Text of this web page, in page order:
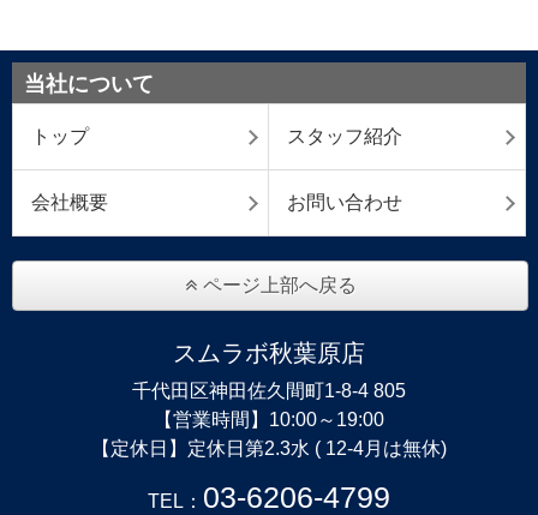
当社について
トップ スタッフ紹介
会社概要 お問い合わせ
ページ上部へ戻る
スムラボ秋葉原店
千代田区神田佐久間町1-8-4 805
【営業時間】10:00～19:00
【定休日】定休日第2.3水 ( 12-4月は無休)
TEL： 03-6206-4799